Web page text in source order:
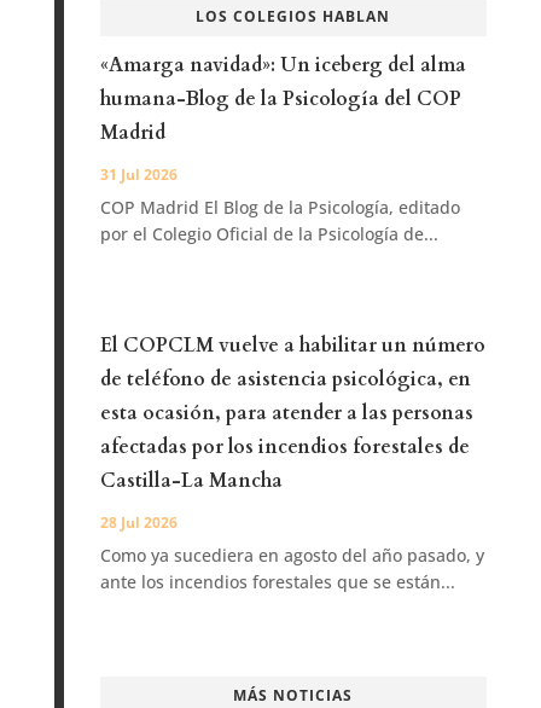
LOS COLEGIOS HABLAN
«Amarga navidad»: Un iceberg del alma
humana-Blog de la Psicología del COP
Madrid
31 Jul 2026
COP Madrid El Blog de la Psicología, editado
por el Colegio Oficial de la Psicología de...
El COPCLM vuelve a habilitar un número
de teléfono de asistencia psicológica, en
esta ocasión, para atender a las personas
afectadas por los incendios forestales de
Castilla-La Mancha
28 Jul 2026
Como ya sucediera en agosto del año pasado, y
ante los incendios forestales que se están...
MÁS NOTICIAS